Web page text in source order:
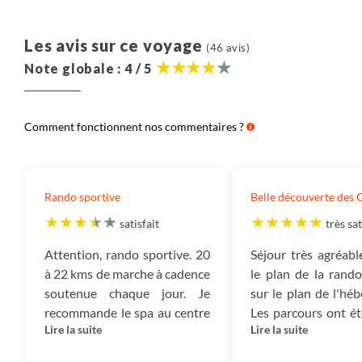
Nous pensons qu’il est important que chaque
voyageur soit informé de la décomposition du prix de
dernières années des coûts de tous les voyages de
Destination : Il s’agit du montant consacré à payer
voyagez : nos partenaires, les guides, les
hébergements, les transferts, les activités, la
nourriture, etc.
Aérien :Il s’agit du montant correspondant au prix
Les avis sur ce voyage (46 avis)
Note globale : 4 / 5
Comment fonctionnent nos commentaires ?
Rando sportive
satisfait
Attention, rando sportive. 20
à 22 kms de marche à cadence
soutenue chaque jour. Je
recommande le spa au centre
thermal de Bagnols les Bains.
Lire la suite
Belle découverte des
très
Séjour très
le plan de la
sur le plan de
Les parcours ont
en fonction de la
Lire la suite